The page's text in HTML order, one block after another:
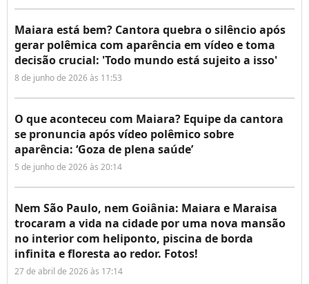
Maiara está bem? Cantora quebra o silêncio após
gerar polêmica com aparência em vídeo e toma
decisão crucial: 'Todo mundo está sujeito a isso'
8 de junho de 2026 às 11:53
O que aconteceu com Maiara? Equipe da cantora
se pronuncia após vídeo polêmico sobre
aparência: ‘Goza de plena saúde’
5 de junho de 2026 às 20:14
Nem São Paulo, nem Goiânia: Maiara e Maraisa
trocaram a vida na cidade por uma nova mansão
no interior com heliponto, piscina de borda
infinita e floresta ao redor. Fotos!
27 de abril de 2026 às 17:14